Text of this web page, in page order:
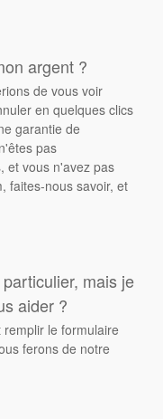
argent ?
de vous voir
en quelques clics
garantie de
pas
et vous n'avez pas
faites-nous savoir, et
mais je
aider ?
remplir le formulaire
ferons de notre